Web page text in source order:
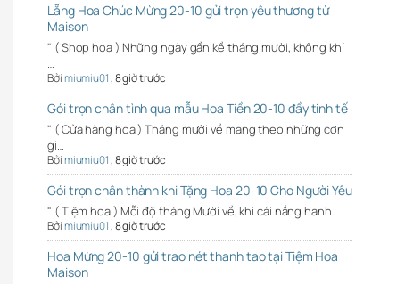
Lẵng Hoa Chúc Mừng 20-10 gửi trọn yêu thương từ
Maison
" ( Shop hoa ) Những ngày gần kề tháng mười, không khí
…
Bởimiumiu01,8 giờ trước
Gói trọn chân tình qua mẫu Hoa Tiền 20-10 đầy tinh tế
" ( Cửa hàng hoa ) Tháng mười về mang theo những cơn
gi…
Bởimiumiu01,8 giờ trước
Gói trọn chân thành khi Tặng Hoa 20-10 Cho Người Yêu
" ( Tiệm hoa ) Mỗi độ tháng Mười về, khi cái nắng hanh …
Bởimiumiu01,8 giờ trước
Hoa Mừng 20-10 gửi trao nét thanh tao tại Tiệm Hoa
Maison